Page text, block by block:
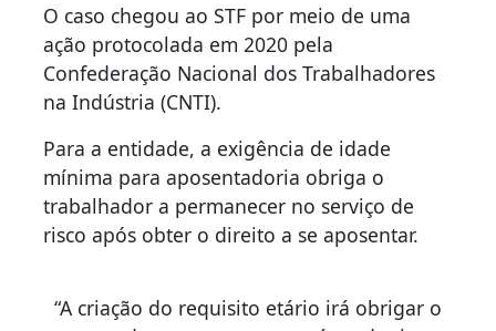
O caso chegou ao STF por meio de uma
ação protocolada em 2020 pela
Confederação Nacional dos Trabalhadores
na Indústria (CNTI).
Para a entidade, a exigência de idade
mínima para aposentadoria obriga o
trabalhador a permanecer no serviço de
risco após obter o direito a se aposentar.
“A criação do requisito etário irá obrigar o